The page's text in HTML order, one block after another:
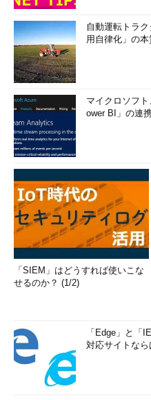
自動運転トラ
用自律化」の
マイクロソフ
ower BI」の連
「SIEM」はどうすれば使いこな
せるのか？ (1/2)
「Edge」と「
対応サイトなら